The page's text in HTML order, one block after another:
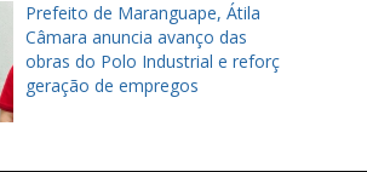
Prefeito de Maranguape, Átila
Câmara anuncia avanço das
obras do Polo Industrial e reforça
geração de empregos